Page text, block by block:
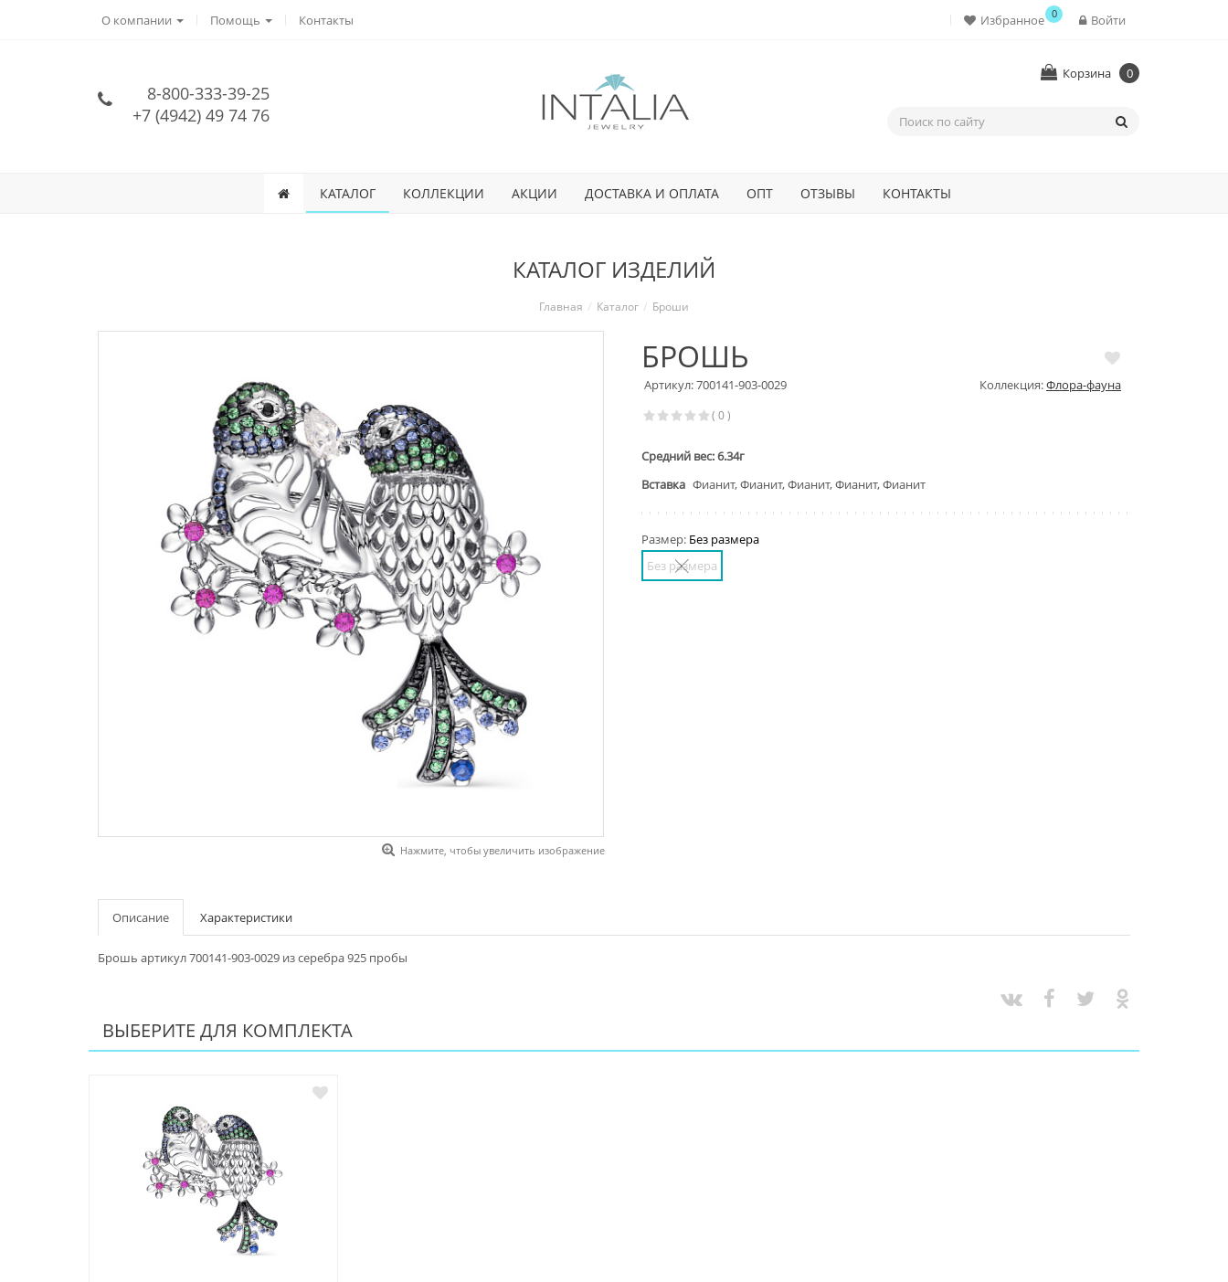
О компании Помощь Контакты Войти
Избранное 0
8-800-333-39-25
+7 (4942) 49 74 76
Корзина 0
КАТАЛОГ КОЛЛЕКЦИИ АКЦИИ ДОСТАВКА И ОПЛАТА ОПТ ОТЗЫВЫ КОНТАКТЫ
КАТАЛОГ ИЗДЕЛИЙ
Главная Каталог Броши
БРОШЬ
Нажмите, чтобы увеличить изображение
Артикул: 700141-903-0029 Коллекция:Флора-фауна
( 0 )
Средний вес: 6.34г
Вставка Фианит, Фианит, Фианит, Фианит, Фианит
Размер: Без размера
Без размера
Описание Характеристики
Брошь артикул 700141-903-0029 из серебра 925 пробы
ВЫБЕРИТЕ ДЛЯ КОМПЛЕКТА